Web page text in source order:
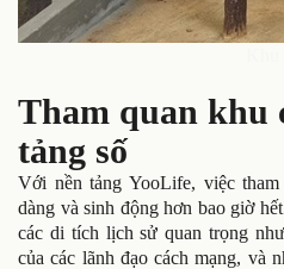
Tham quan khu
tảng số
Với nền tảng YooLife, việc
dàng và sinh động hơn bao giờ
các di tích lịch sử quan trọng
của các lãnh đạo cách mạng, và